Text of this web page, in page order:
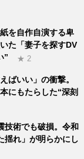
を自作自演する卑
た「妻子を探すDV
”
★ 2
ばいい」の衝撃。
にもたらした“深刻
技術でも破損。令和
揺れ」が明らかにし